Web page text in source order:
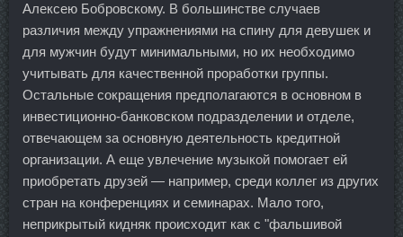
Алексею Бобровскому. В большинстве случаев
различия между упражнениями на спину для девушек и
для мужчин будут минимальными, но их необходимо
учитывать для качественной проработки группы.
Остальные сокращения предполагаются в основном в
инвестиционно-банковском подразделении и отделе,
отвечающем за основную деятельность кредитной
организации. А еще увлечение музыкой помогает ей
приобретать друзей — например, среди коллег из других
стран на конференциях и семинарах. Мало того,
неприкрытый кидняк происходит как с "фальшивой